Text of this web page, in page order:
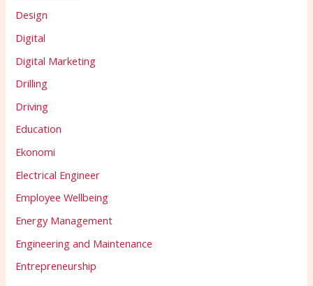
Design
Digital
Digital Marketing
Drilling
Driving
Education
Ekonomi
Electrical Engineer
Employee Wellbeing
Energy Management
Engineering and Maintenance
Entrepreneurship